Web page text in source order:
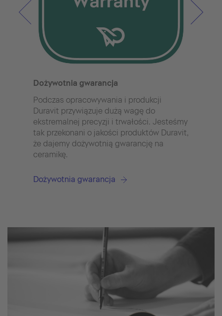
Dożywotnia gwarancja
Podczas opracowywania i produkcji
Duravit przywiązuje dużą wagę do
ekstremalnej precyzji i trwałości. Jesteśmy
tak przekonani o jakości produktów Duravit,
że dajemy dożywotnią gwarancję na
ceramikę.
Dożywotnia gwarancja